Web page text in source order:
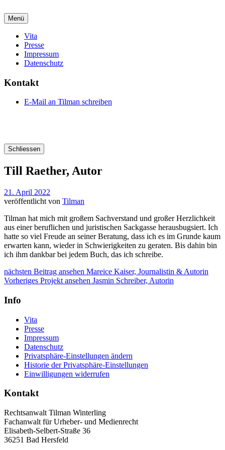
Menü
Vita
Presse
Impressum
Datenschutz
Kontakt
E-Mail an Tilman schreiben
Schliessen
Till Raether, Autor
21. April 2022
veröffentlicht von Tilman
Tilman hat mich mit großem Sachverstand und großer Herzlichkeit
aus einer beruflichen und juristischen Sackgasse herausbugsiert. Ich
hatte so viel Freude an seiner Beratung, dass ich es im Grunde kaum
erwarten kann, wieder in Schwierigkeiten zu geraten. Bis dahin bin
ich ihm dankbar bei jedem Buch, das ich schreibe.
Beitragsnavigation
nächsten Beitrag ansehen nächster
Beitrag:
Mareice Kaiser, Journalistin & Autorin
Vorheriges Projekt ansehen vorheriges
Jasmin Schreiber, Autorin
Info
Vita
Presse
Impressum
Datenschutz
Privatsphäre-Einstellungen ändern
Historie der Privatsphäre-Einstellungen
Einwilligungen widerrufen
Kontakt
Rechtsanwalt Tilman Winterling
Fachanwalt für Urheber- und Medienrecht
Elisabeth-Selbert-Straße 36
36251 Bad Hersfeld